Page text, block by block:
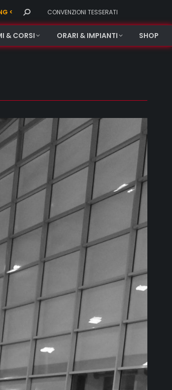
< Search: CONVENZIONI TESSERATI
& CORSI ORARI & IMPIANTI SHOP